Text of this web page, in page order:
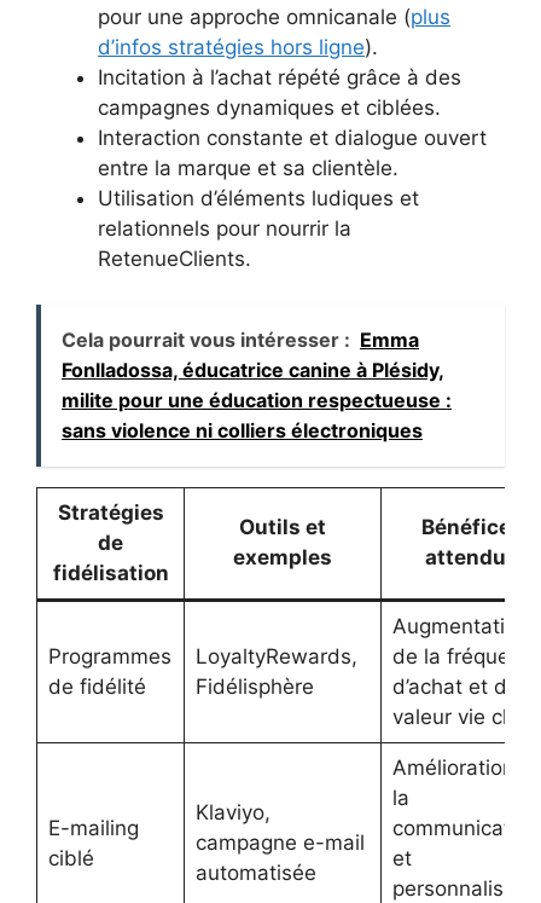
pour une approche omnicanale (plus
d’infos stratégies hors ligne).
Incitation à l’achat répété grâce à des
campagnes dynamiques et ciblées.
Interaction constante et dialogue ouvert
entre la marque et sa clientèle.
Utilisation d’éléments ludiques et
relationnels pour nourrir la
RetenueClients.
Cela pourrait vous intéresser : Emma
Fonlladossa, éducatrice canine à Plésidy,
milite pour une éducation respectueuse :
sans violence ni colliers électroniques
Stratégies
de
fidélisation
Outils et
exemples
Bénéfices
attendus
Programmes
de fidélité
LoyaltyRewards,
Fidélisphère
Augmentation
de la
d’achat et de la
valeur vie
E-mailing
ciblé
Klaviyo,
campagne e-mail
automatisée
Amélioration
la
communication
et